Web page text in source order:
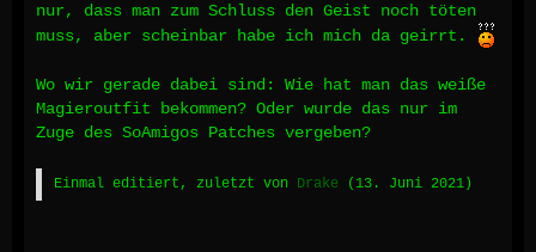
nur, dass man zum Schluss den Geist noch töten
muss, aber scheinbar habe ich mich da geirrt.
Wo wir gerade dabei sind: Wie hat man das weiße
Magieroutfit bekommen? Oder wurde das nur im
Zuge des SoAmigos Patches vergeben?
Einmal editiert, zuletzt von Drake ( 13. Juni 2021 )